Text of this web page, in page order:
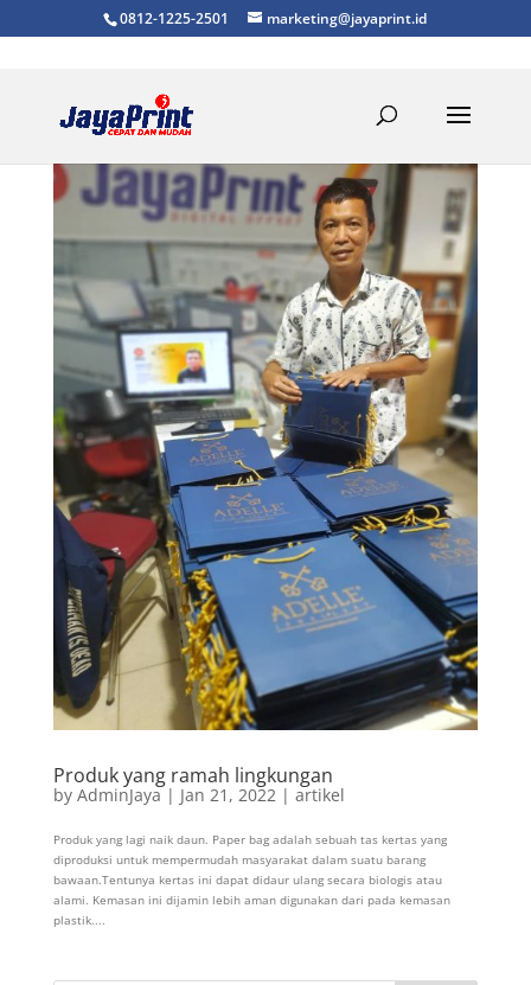
0812-1225-2501 marketing@jayaprint.id
Produk yang ramah lingkungan
by AdminJaya| Jan 21, 2022| artikel
Produk yang lagi naik daun. Paper bag adalah sebuah tas kertas yang
diproduksi untuk mempermudah masyarakat dalam suatu barang
bawaan.Tentunya kertas ini dapat didaur ulang secara biologis atau
alami. Kemasan ini dijamin lebih aman digunakan dari pada kemasan
plastik....